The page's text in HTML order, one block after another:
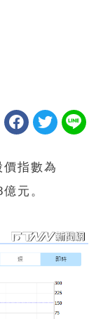
指數為
元。